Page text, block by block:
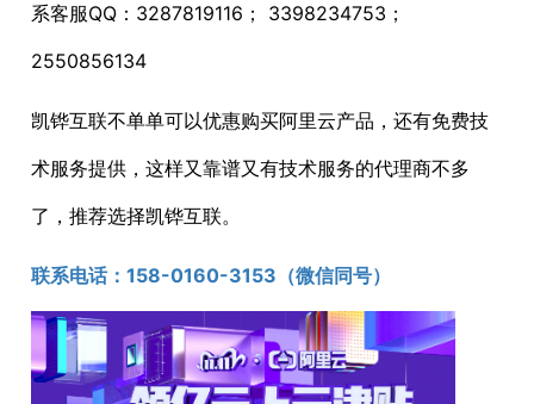
系客服QQ：3287819116； 3398234753；
2550856134
凯铧互联不单单可以优惠购买阿里云产品，还有免费技
术服务提供，这样又靠谱又有技术服务的代理商不多
了，推荐选择凯铧互联。
联系电话：158-0160-3153 （微信同号）